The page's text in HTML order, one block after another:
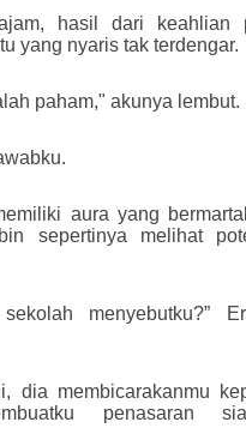
hasil dari keahlian
yang nyaris tak terdengar.
paham," akunya lembut.
aura yang
sepertinya melihat
menyebutku?”
dia membicarakanmu
penasaran